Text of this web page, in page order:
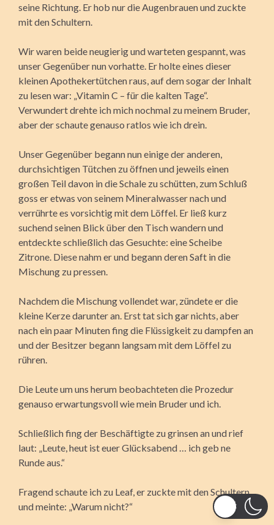
seine Richtung. Er hob nur die Augenbrauen und zuckte
mit den Schultern.
Wir waren beide neugierig und warteten gespannt, was
unser Gegenüber nun vorhatte. Er holte eines dieser
kleinen Apothekertütchen raus, auf dem sogar der Inhalt
zu lesen war: „Vitamin C – für die kalten Tage“.
Verwundert drehte ich mich nochmal zu meinem Bruder,
aber der schaute genauso ratlos wie ich drein.
Unser Gegenüber begann nun einige der anderen,
durchsichtigen Tütchen zu öffnen und jeweils einen
großen Teil davon in die Schale zu schütten, zum Schluß
goss er etwas von seinem Mineralwasser nach und
verrührte es vorsichtig mit dem Löffel. Er ließ kurz
suchend seinen Blick über den Tisch wandern und
entdeckte schließlich das Gesuchte: eine Scheibe
Zitrone. Diese nahm er und begann deren Saft in die
Mischung zu pressen.
Nachdem die Mischung vollendet war, zündete er die
kleine Kerze darunter an. Erst tat sich gar nichts, aber
nach ein paar Minuten fing die Flüssigkeit zu dampfen an
und der Besitzer begann langsam mit dem Löffel zu
rühren.
Die Leute um uns herum beobachteten die Prozedur
genauso erwartungsvoll wie mein Bruder und ich.
Schließlich fing der Beschäftigte zu grinsen an und rief
laut: „Leute, heut ist euer Glücksabend … ich geb ne
Runde aus.“
Fragend schaute ich zu Leaf, er zuckte mit den Schultern
und meinte: „Warum nicht?“